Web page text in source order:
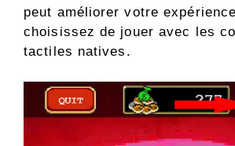
peut améliorer votre
choisissez de jouer avec les
tactiles natives.